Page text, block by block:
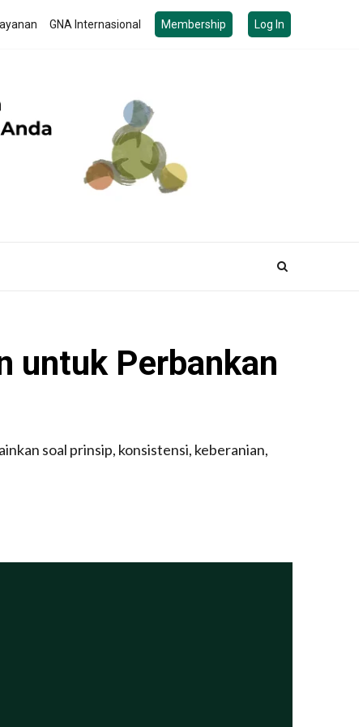
GNA Internasional Membership Log In
untuk Perbankan
soal prinsip, konsistensi, keberanian,